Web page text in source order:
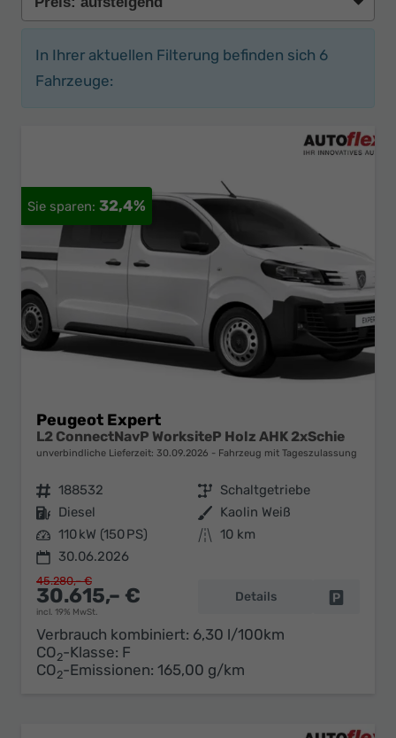
In Ihrer aktuellen Filterung befinden sich 6
Fahrzeuge:
32,4%
Peugeot Expert
L2 ConnectNavP WorksiteP Holz AHK 2xSchie
unverbindliche Lieferzeit: 30.09.2026 Fahrzeug mit Tageszulassung
Fahrzeugnr. 188532 Getriebe Schaltgetriebe
Kraftstoff Diesel Außenfarbe Kaolin Weiß
Leistung 110 kW (150 PS) Kilometerstand 10 km
30.06.2026
30.615,– €
incl. 19% MwSt.
45.280,– €
Details
Verbrauch kombiniert: 6,30 l/100km
CO2-Klasse: F
CO2-Emissionen: 165,00 g/km